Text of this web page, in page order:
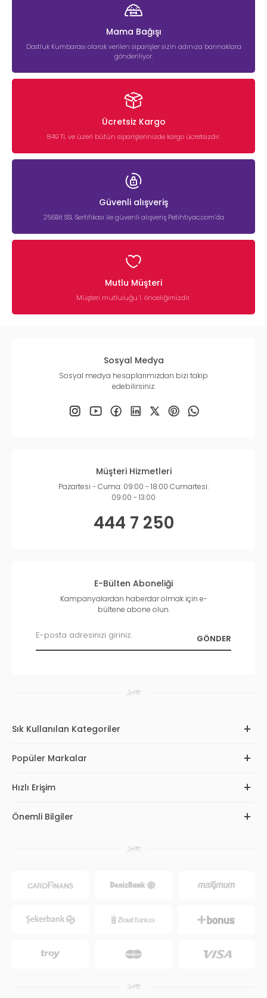
Mama Bağışı
Dostluk Kumbarası olarak verilen siparişler sizin adınıza barınaklara
gönderiliyor.
Ücretsiz Kargo
849 TL ve üzeri bütün siparişlerinizde kargo ücretsizdir.
Güvenli alışveriş
256Bit SSL Sertifikası ile güvenli alışveriş Petihtiyac.com’da
Mutlu Müşteri
Müşteri mutluluğu 1. önceliğimizdir.
Sosyal Medya
Sosyal medya hesaplarımızdan bizi takip
edebilirsiniz.
Müşteri Hizmetleri
Pazartesi - Cuma: 09:00 - 18:00 Cumartesi:
09:00 - 13:00
444 7 250
E-Bülten Aboneliği
Kampanyalardan haberdar olmak için e-
bültene abone olun.
Sık Kullanılan Kategoriler
Popüler Markalar
Hızlı Erişim
Önemli Bilgiler